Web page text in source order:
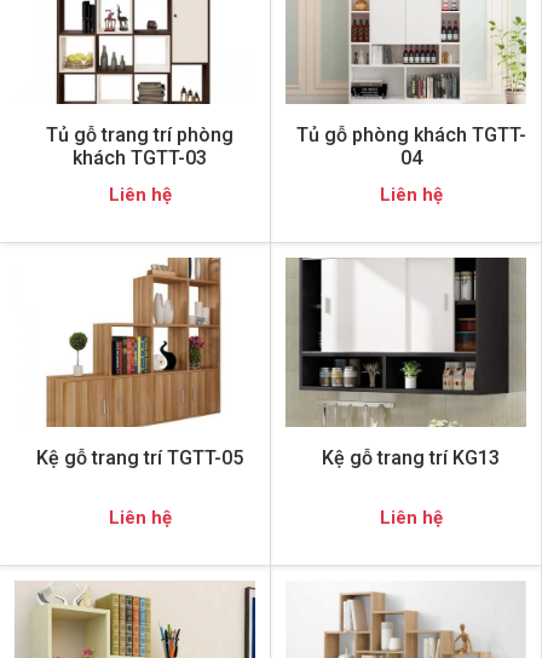
Tủ gỗ trang trí phòng
khách TGTT-03
Liên hệ
Tủ gỗ phòng khách TGTT-
04
Liên hệ
Kệ gỗ trang trí TGTT-05
Liên hệ
Kệ gỗ trang trí KG13
Liên hệ